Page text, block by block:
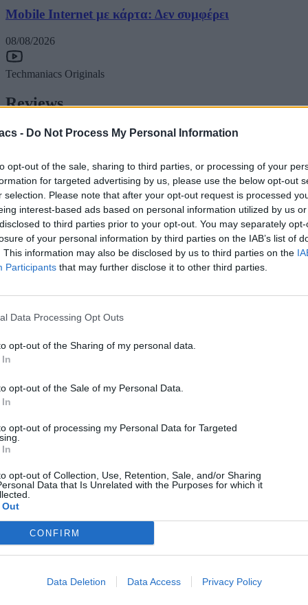
- Do Not Process My Personal Information
opt-out of the sale, sharing to third parties, or processing of your
for targeted advertising by us, please use the below opt-out
selection. Please note that after your opt-out request is processed
interest-based ads based on personal information utilized by us
to third parties prior to your opt-out. You may separately
of your personal information by third parties on the IAB’s list of
This information may also be disclosed by us to third parties on the
Participants that may further disclose it to other third parties.
Data Processing Opt Outs
opt-out of the Sharing of my personal data.
opt-out of the Sale of my Personal Data.
opt-out of processing my Personal Data for Targeted
opt-out of Collection, Use, Retention, Sale, and/or Sharing
Data that Is Unrelated with the Purposes for which it
CONFIRM
Data Deletion Data Access Privacy Policy
Mobile Internet με κάρτα: Δεν συμφέρει
08/08/2026
Techmaniacs Originals
Reviews
the latest tech so you know what is actually worth your money.
Subscribe to Channel
Swipe Reviews
11/06/2026